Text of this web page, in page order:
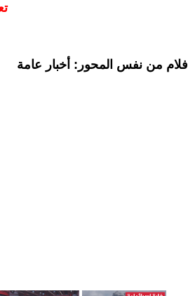
افلام من نفس المحور: أخبار عامة